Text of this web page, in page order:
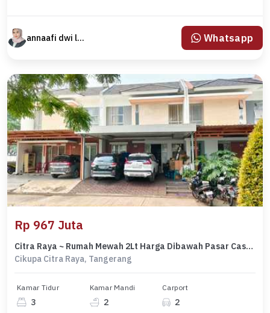
annaafi dwi lestari Whatsapp
Rp 967 Juta
Citra Raya ~ Rumah Mewah 2Lt Harga Dibawah Pasar Cashonly
Cikupa Citra Raya, Tangerang
Kamar Tidur
3
Kamar Mandi
2
Carport
2